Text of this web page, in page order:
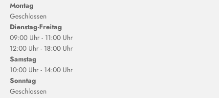
Montag
Geschlossen
Dienstag-Freitag
09:00 Uhr - 11:00 Uhr
12:00 Uhr - 18:00 Uhr
Samstag
10:00 Uhr - 14:00 Uhr
Sonntag
Geschlossen